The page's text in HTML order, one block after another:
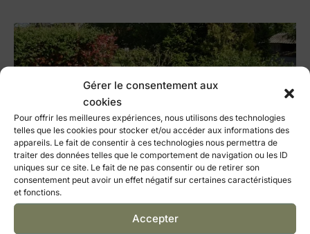
Gérer le consentement aux
cookies
Pour offrir les meilleures expériences, nous utilisons des technologies
telles que les cookies pour stocker et/ou accéder aux informations des
appareils. Le fait de consentir à ces technologies nous permettra de
traiter des données telles que le comportement de navigation ou les ID
uniques sur ce site. Le fait de ne pas consentir ou de retirer son
consentement peut avoir un effet négatif sur certaines caractéristiques
et fonctions.
Accepter